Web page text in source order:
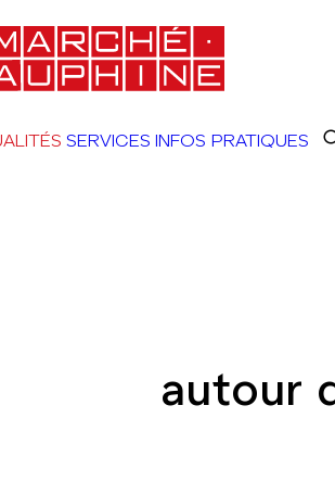
SERVICES INFOS PRATIQUES
autour